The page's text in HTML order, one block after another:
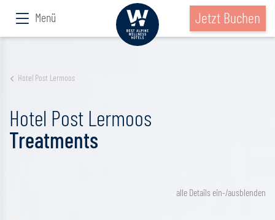
Menü Jetzt Buchen
Hotel Post Lermoos
Hotel Post Lermoos
Treatments
alle Details ein-/ausblenden